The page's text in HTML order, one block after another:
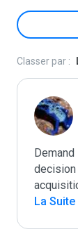
Classer par :
decision
La Suite